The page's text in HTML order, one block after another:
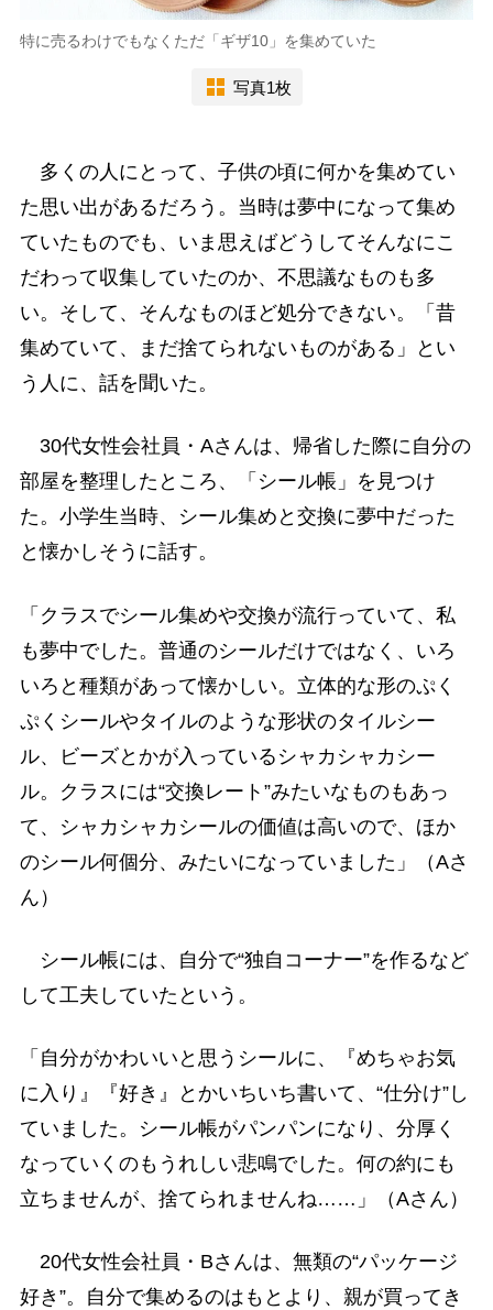
特に売るわけでもなくただ「ギザ10」を集めていた
写真1枚
多くの人にとって、子供の頃に何かを集めてい
た思い出があるだろう。当時は夢中になって集め
ていたものでも、いま思えばどうしてそんなにこ
だわって収集していたのか、不思議なものも多
い。そして、そんなものほど処分できない。「昔
集めていて、まだ捨てられないものがある」とい
う人に、話を聞いた。
30代女性会社員・Aさんは、帰省した際に自分の
部屋を整理したところ、「シール帳」を見つけ
た。小学生当時、シール集めと交換に夢中だった
と懐かしそうに話す。
「クラスでシール集めや交換が流行っていて、私
も夢中でした。普通のシールだけではなく、いろ
いろと種類があって懐かしい。立体的な形のぷく
ぷくシールやタイルのような形状のタイルシー
ル、ビーズとかが入っているシャカシャカシー
ル。クラスには“交換レート”みたいなものもあっ
て、シャカシャカシールの価値は高いので、ほか
のシール何個分、みたいになっていました」（Aさ
ん）
シール帳には、自分で“独自コーナー”を作るなど
して工夫していたという。
「自分がかわいいと思うシールに、『めちゃお気
に入り』『好き』とかいちいち書いて、“仕分け”し
ていました。シール帳がパンパンになり、分厚く
なっていくのもうれしい悲鳴でした。何の約にも
立ちませんが、捨てられませんね……」（Aさん）
20代女性会社員・Bさんは、無類の“パッケージ
好き”。自分で集めるのはもとより、親が買ってき